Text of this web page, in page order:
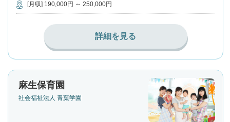
[月収] 190,000円 ～ 250,000円
詳細を見る
麻生保育園
社会福祉法人 青葉学園